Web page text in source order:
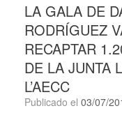
LA GALA DE
RODRÍGUEZ
RECAPTAR
DE LA JUNTA
L’AECC
Publicado el 03/07/